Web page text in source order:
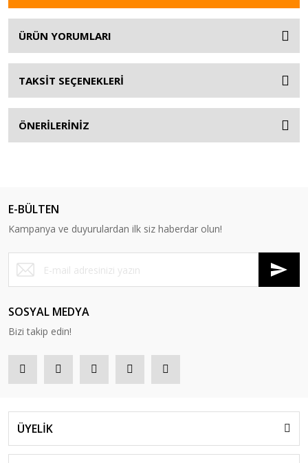
ÜRÜN YORUMLARI
TAKSİT SEÇENEKLERİ
ÖNERİLERİNİZ
E-BÜLTEN
Kampanya ve duyurulardan ilk siz haberdar olun!
SOSYAL MEDYA
Bizi takip edin!
ÜYELİK